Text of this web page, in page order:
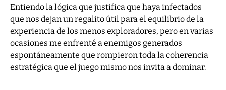
Entiendo la lógica que justifica que haya infectados
que nos dejan un regalito útil para el equilibrio de la
experiencia de los menos exploradores, pero en varias
ocasiones me enfrenté a enemigos generados
espontáneamente que rompieron toda la coherencia
estratégica que el juego mismo nos invita a dominar.